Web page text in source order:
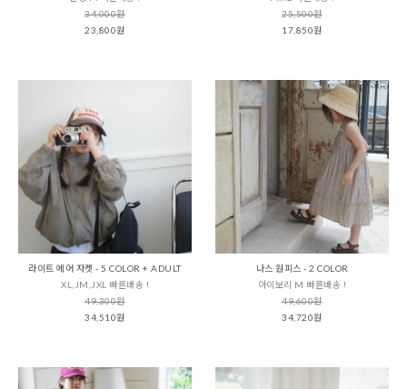
34,000원
23,800원
25,500원
17,850원
라이트 에어 자켓 - 5 COLOR + ADULT
XL,JM,JXL 빠른배송 !
49,300원
34,510원
나스 원피스 - 2 COLOR
아이보리 M 빠른배송 !
49,600원
34,720원